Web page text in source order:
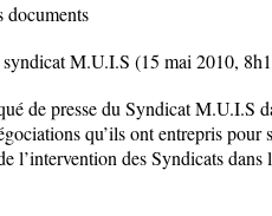
documents
M.U.I.S (15 mai 2010,
de presse du Syndicat M.U.I.S
qu’ils ont entrepris pour
l’intervention des Syndicats dans